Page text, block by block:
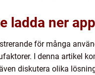
ladda ner
för många
I denna artikel
diskutera olika